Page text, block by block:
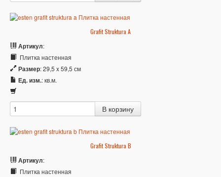
Grafit Struktura A
Артикул:
Плитка настенная
Размер: 29,5 x 59,5 см
Ед. изм.: кв.м.
Grafit Struktura B
Артикул:
Плитка настенная